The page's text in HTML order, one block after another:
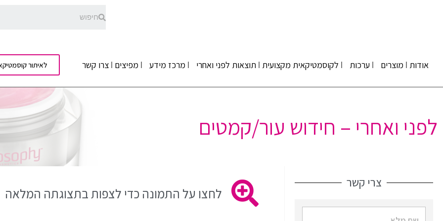
אודות מוצרים ערכות לקוסמטיקאית מקצועית תוצאות לפני ואחרי מרכז מידע מפיצים צרו קשר לאיתור
לפני ואחרי – חידוש עור/קמטים
צרי קשר
לחצו על התמונה כדי לצפות בתצוגתה המלאה